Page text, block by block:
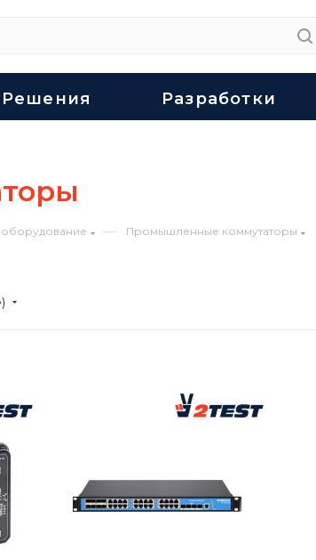
Решения Разработки
оборудование — Промышленные коммутаторы